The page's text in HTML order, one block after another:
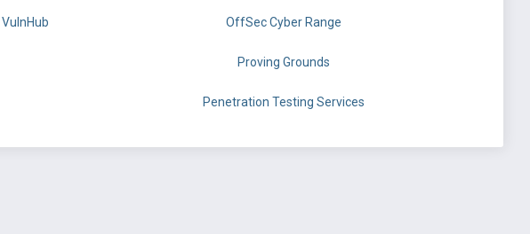
VulnHub OffSec Cyber Range
Proving Grounds
Penetration Testing Services